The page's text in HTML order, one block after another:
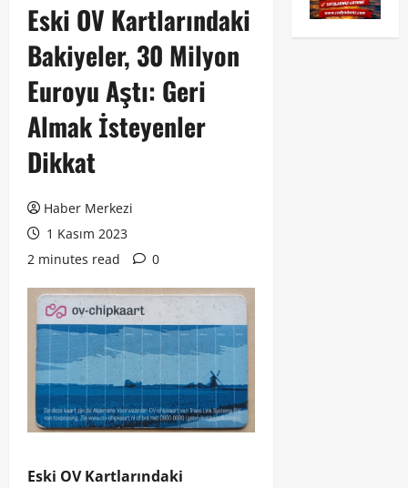
Eski OV Kartlarındaki
Bakiyeler, 30 Milyon
Euroyu Aştı: Geri
Almak İsteyenler
Dikkat
Haber Merkezi
1 Kasım 2023
2 minutes read
0
Eski OV Kartlarındaki